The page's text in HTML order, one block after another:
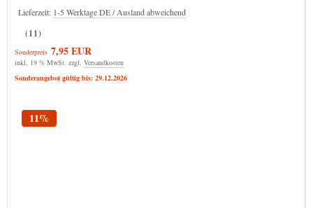
Lieferzeit: 1-5 Werktage DE / Ausland abweichend
(11)
Sonderpreis 7,95 EUR
inkl. 19 % MwSt. zzgl. Versandkosten
Sonderangebot gültig bis: 29.12.2026
11%